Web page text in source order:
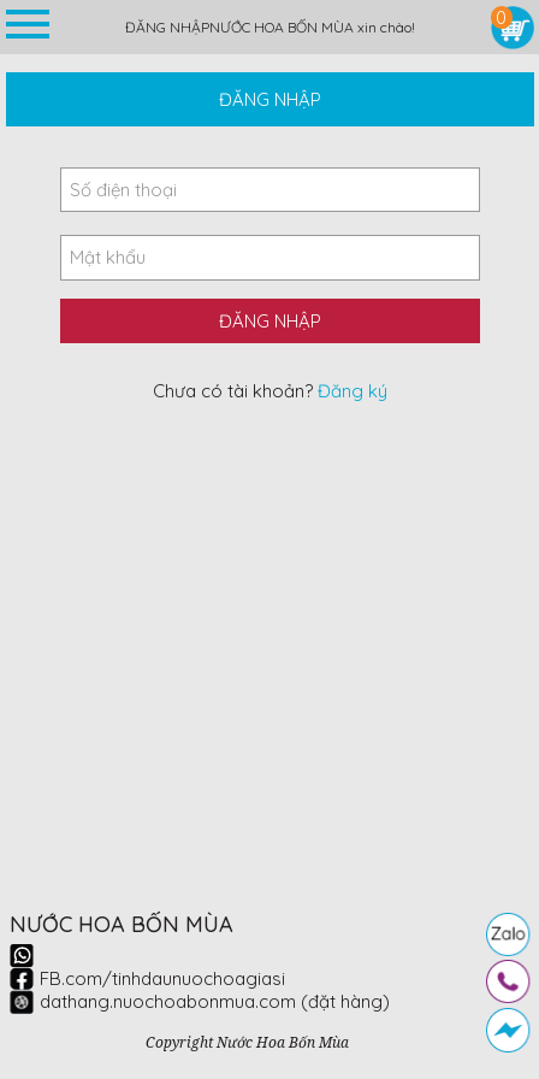
ĐĂNG NHẬPNƯỚC HOA BỐN MÙA xin chào! 0
ĐĂNG NHẬP
Chưa có tài khoản? Đăng ký
NƯỚC HOA BỐN MÙA
FB.com/tinhdaunuochoagiasi
dathang.nuochoabonmua.com (đặt hàng)
Copyright Nước Hoa Bốn Mùa